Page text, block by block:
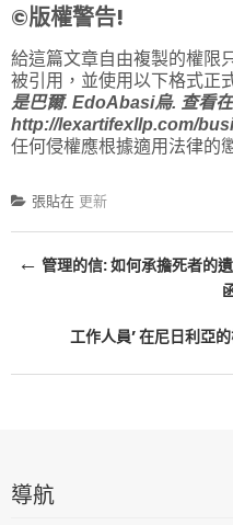
©版權警告!
給這篇文章自由複製的權限
被引用，並使用以下格式正
是巴爾. EdoAbasi烏. 查看
http://lexartifexllp.com/
任何侵權應根據適用法律的
張貼在 更新
文
航
← 管理的信: 如何承擔死者的
工作人員’ 在尼日利亞
導航